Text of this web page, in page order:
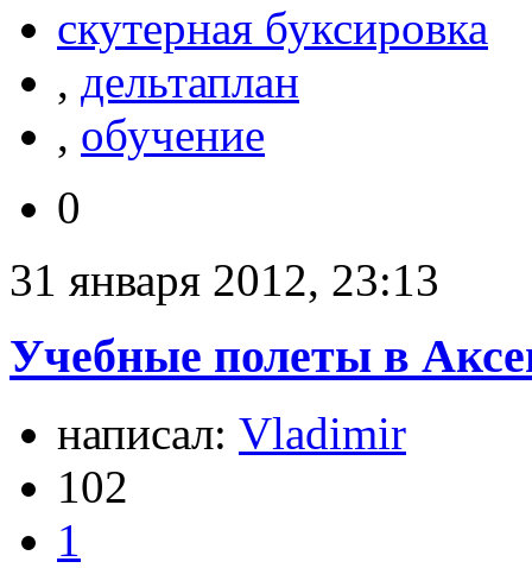
скутерная буксировка
, дельтаплан
, обучение
0
31 января 2012, 23:13
Учебные полеты в
написал: Vladimir
102
1